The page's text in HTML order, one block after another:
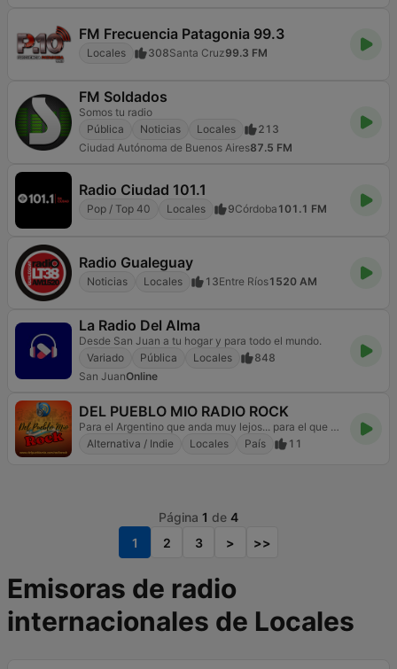
FM Frecuencia Patagonia 99.3
Locales 308Santa Cruz99.3 FM
FM Soldados
Somos tu radio
Pública
Noticias Locales
213
Ciudad Autónoma de Buenos Aires87.5 FM
Radio Ciudad 101.1
Pop / Top 40 Locales 9Córdoba 101.1 FM
Radio Gualeguay
Noticias Locales 13Entre Ríos1520 AM
La Radio Del Alma
Desde San Juan a tu hogar y para todo el mundo.
Variado
Pública Locales
848
San JuanOnline
DEL PUEBLO MIO RADIO ROCK
Para el Argentino que anda muy lejos... para el que se quedó...
Alternativa / Indie
Locales País 11
Página 1 de 4
1
2 3 > >>
Emisoras de radio
internacionales de Locales